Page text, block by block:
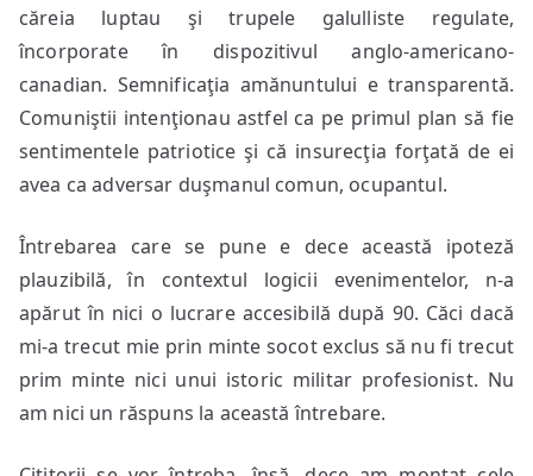
căreia luptau şi trupele galulliste regulate,
încorporate în dispozitivul anglo-americano-
canadian. Semnificaţia amănuntului e transparentă.
Comuniştii intenţionau astfel ca pe primul plan să fie
sentimentele patriotice şi că insurecţia forţată de ei
avea ca adversar duşmanul comun, ocupantul.
Întrebarea care se pune e dece această ipoteză
plauzibilă, în contextul logicii evenimentelor, n-a
apărut în nici o lucrare accesibilă după 90. Căci dacă
mi-a trecut mie prin minte socot exclus să nu fi trecut
prim minte nici unui istoric militar profesionist. Nu
am nici un răspuns la această întrebare.